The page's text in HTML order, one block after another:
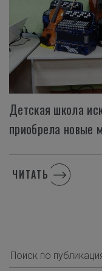
Детская школа
приобрела новые
ЧИТАТЬ